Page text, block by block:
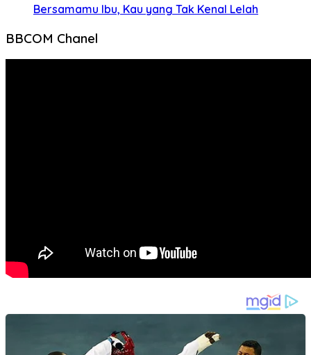
Bersamamu Ibu, Kau yang Tak Kenal Lelah
BBCOM Chanel